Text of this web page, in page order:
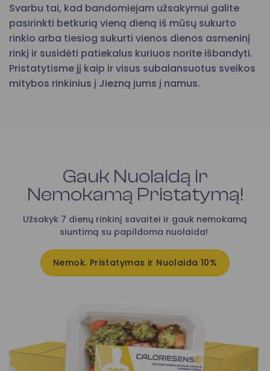
Svarbu tai, kad bandomiejam užsakymui galite
pasirinkti betkurią vieną dieną iš mūsų sukurto
rinkio arba tiesiog sukurti vienos dienos asmeninį
rinkį ir susidėti patiekalus kuriuos norite išbandyti.
Pristatytisme jį kaip ir visus subalansuotus sveikos
mitybos rinkinius į Jiezną jums į namus.
Gauk Nuolaidą ir
Nemokamą Pristatymą!
Užsakyk 7 dienų rinkinį savaitei ir gauk nemokamą
siuntimą su papildoma nuolaida!
Nemok. Pristatymas ir Nuolaida 10%